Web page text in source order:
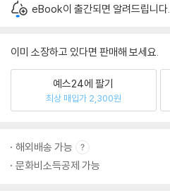
eBook이 출간되면 알려드립니다.
이미 소장하고 있다면 판매해 보세요.
예스24에 팔기
최상 매입가 2,300원
해외배송 가능
문화비소득공제 가능